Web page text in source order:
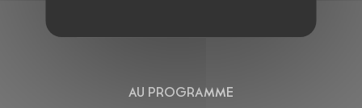
AU PROGRAMME